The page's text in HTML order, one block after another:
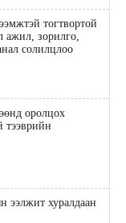
тогтвортой
ажил, зорилго,
солилцлоо
оролцох
тээврийн
хуралдаан